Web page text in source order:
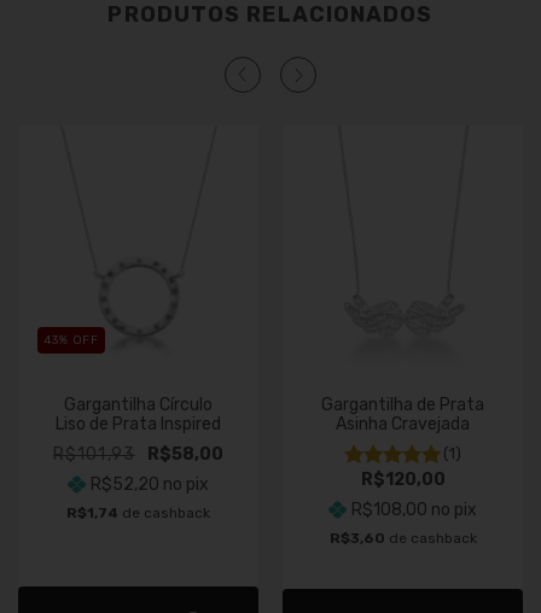
PRODUTOS RELACIONADOS
43% OFF
Gargantilha Círculo
Liso de Prata Inspired
R$101,93
R$58,00
R$52,20 no pix
R$1,74 de cashback
Gargantilha de Prata
Asinha Cravejada
(1)
R$120,00
R$108,00 no pix
R$3,60 de cashback